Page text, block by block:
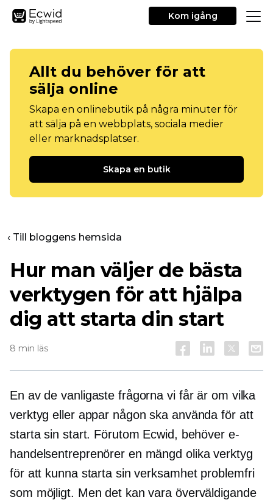
Kom igång
Allt du behöver för att
sälja online
Skapa en onlinebutik på några minuter för
att sälja på en webbplats, sociala medier
eller marknadsplatser.
Skapa en butik
‹ Till bloggens hemsida
Hur man väljer de bästa
verktygen för att hjälpa
dig att starta din start
8 min läs
En av de vanligaste frågorna vi får är om vilka
verktyg eller appar någon ska använda för att
starta sin start. Förutom Ecwid, behöver e-
handelsentreprenörer en mängd olika verktyg
för att kunna starta sin verksamhet problemfri
som möjligt. Men det kan vara överväldigande